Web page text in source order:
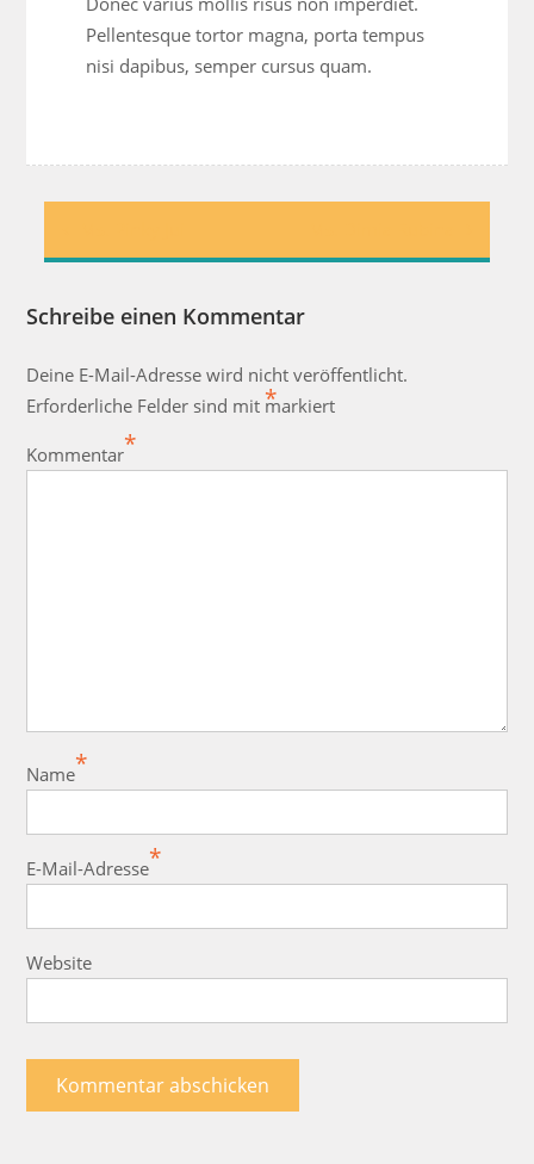
Pellentesque tortor magna, porta tempus
nisi dapibus, semper cursus quam.
Schreibe einen Kommentar
Deine E-Mail-Adresse wird nicht veröffentlicht.
Erforderliche Felder sind mit *
markiert
Kommentar*
Name*
E-Mail-Adresse*
Website